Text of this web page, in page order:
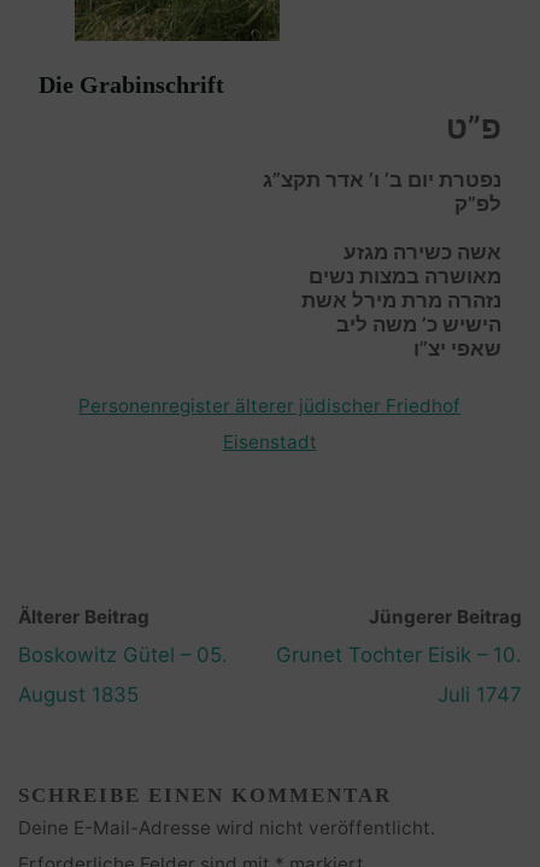
Die Grabinschrift
פ”ט
נפטרת יום ב’ ו’ אדר תקצ”ג
לפ”ק
אשה כשירה מגזע
מאושרה במצות נשים
נזהרה מרת מירל אשת
הישיש כ’ משה ליב
שאפי יצ”ו
Personenregister älterer jüdischer Friedhof
Eisenstadt
Älterer Beitrag
Boskowitz Gütel – 05.
August 1835
Jüngerer Beitrag
Grunet Tochter Eisik – 10.
Juli 1747
SCHREIBE EINEN KOMMENTAR
Deine E-Mail-Adresse wird nicht veröffentlicht.